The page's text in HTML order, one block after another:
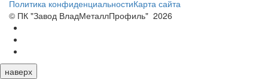
Политика конфиденциальностиКарта сайта
© ПК "Завод ВладМеталлПрофиль" 2026
наверх